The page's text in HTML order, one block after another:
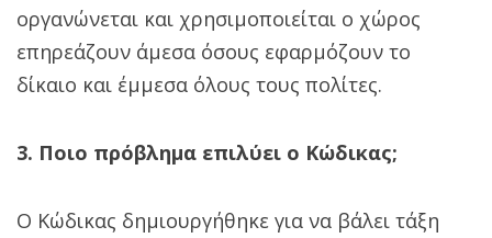
οργανώνεται και χρησιμοποιείται ο χώρος
επηρεάζουν άμεσα όσους εφαρμόζουν το
δίκαιο και έμμεσα όλους τους πολίτες.
3. Ποιο πρόβλημα επιλύει ο Κώδικας;
Ο Κώδικας δημιουργήθηκε για να βάλει τάξη